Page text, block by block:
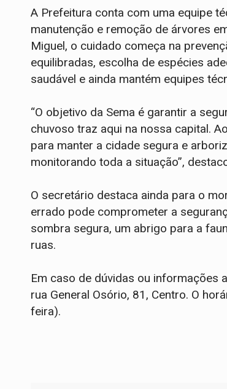
A Prefeitura conta com uma equipe
manutenção e remoção de árvores
Miguel, o cuidado começa na
equilibradas, escolha de espécies
saudável e ainda mantém equipes
“O objetivo da Sema é garantir a
chuvoso traz aqui na nossa capital.
para manter a cidade segura e
monitorando toda a situação”,
O secretário destaca ainda para o
errado pode comprometer a
sombra segura, um abrigo para a
ruas.
Em caso de dúvidas ou informações
rua General Osório, 81, Centro. O
feira).